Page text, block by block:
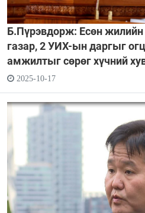
Б.Пүрэвдорж: Есөн жилийн
газар, 2 УИХ-ын даргыг
амжилтыг сөрөг хүчний
2025-10-17